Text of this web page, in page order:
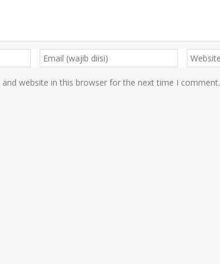
and website in this browser for the next time I comment.